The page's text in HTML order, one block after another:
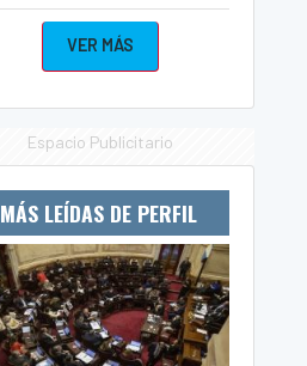
VER MÁS
Espacio Publicitario
MÁS LEÍDAS DE PERFIL